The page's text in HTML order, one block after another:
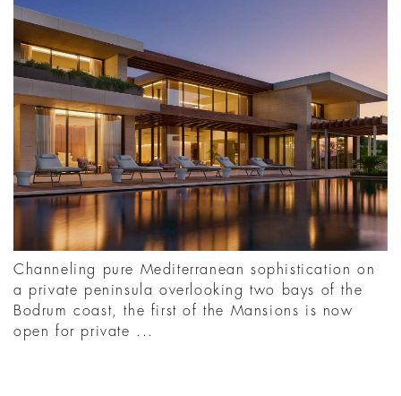
Channeling pure Mediterranean sophistication on
a private peninsula overlooking two bays of the
Bodrum coast, the first of the Mansions is now
open for private ...